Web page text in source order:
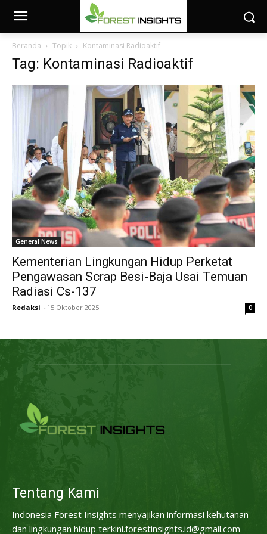
Beranda Topik Kontaminasi Radioaktif
Tag: Kontaminasi Radioaktif
General News
Kementerian Lingkungan Hidup Perketat
Pengawasan Scrap Besi-Baja Usai Temuan
Radiasi Cs-137
Redaksi - 15 Oktober 2025 0
Tentang Kami
Indonesia Forest Insights menyajikan informasi kehutanan
dan lingkungan hidup terkini.forestinsights.id@gmail.com